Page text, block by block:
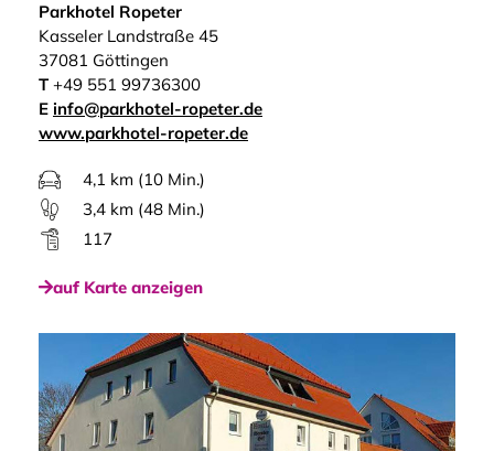
Parkhotel Ropeter
Kasseler Landstraße 45
37081 Göttingen
T+49 551 99736300
E info@parkhotel-ropeter.de
www.parkhotel-ropeter.de
4,1 km (10 Min.)
3,4 km (48 Min.)
117
auf Karte anzeigen